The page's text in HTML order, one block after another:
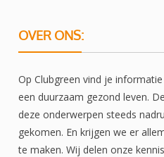
OVER ONS:
Op Clubgreen vind je
een duurzaam gezond leven.
deze onderwerpen steeds
gekomen. En krijgen we er
te maken. Wij delen onze